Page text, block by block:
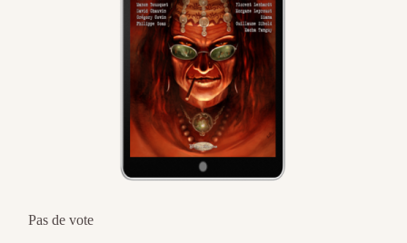
Pas de vote